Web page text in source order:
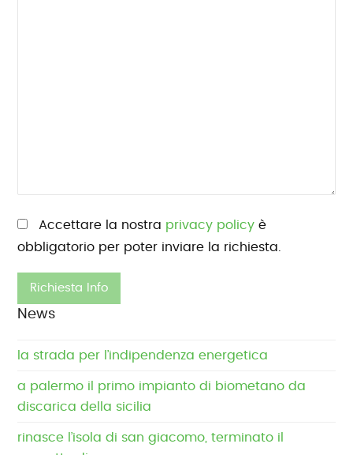
Si prega di lasciare vuoto questo campo.
Accettare la nostra privacy policy è
obbligatorio per poter inviare la richiesta.
News
la strada per l’indipendenza energetica
a palermo il primo impianto di biometano da
discarica della sicilia
rinasce l’isola di san giacomo, terminato il